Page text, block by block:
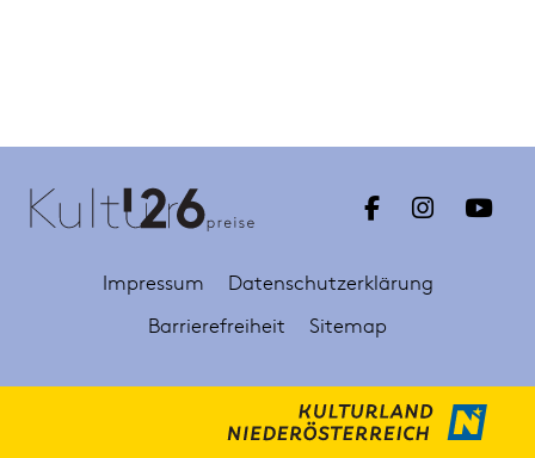
Impressum
Datenschutzerklärung
Barrierefreiheit
Sitemap